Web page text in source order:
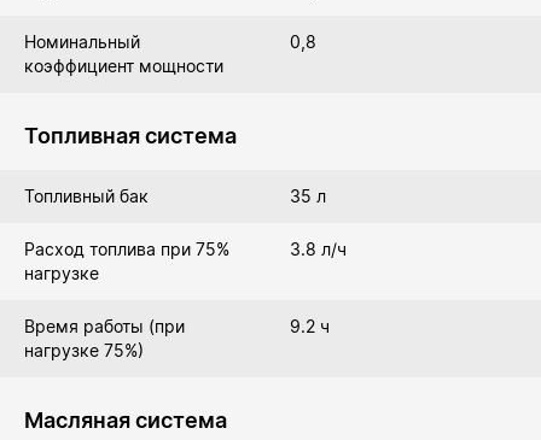
Номинальный
коэффициент мощности
0,8
Топливная система
Топливный бак 35 л
Расход топлива при 75%
нагрузке
3.8 л/ч
Время работы (при
нагрузке 75%)
9.2 ч
Масляная система